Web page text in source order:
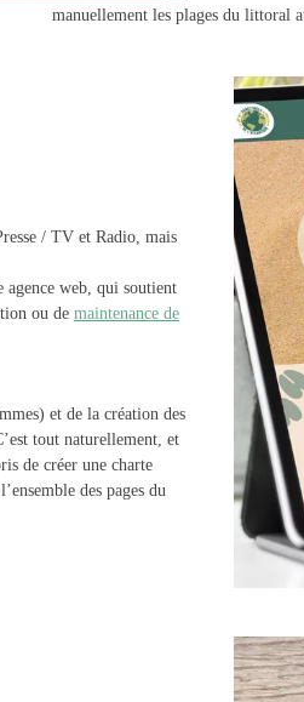
manuellement les plages du littoral
/ TV et Radio, mais
agence web, qui soutient
ou de maintenance de
et de la création des
tout naturellement, et
de créer une charte
des pages du